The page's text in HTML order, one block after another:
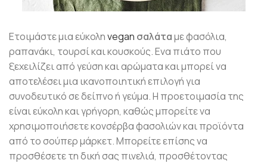
Ετοιμάστε μια εύκοληvegan σαλάταμε φασόλια,
ραπανάκι, τουρσί και κουσκούς. Ενα πιάτο που
ξεχειλίζει από γεύση και αρώματα και μπορεί να
αποτελέσει μια ικανοποιητική επιλογή για
συνοδευτικό σε δείπνο ή γεύμα. Η προετοιμασία της
είναι εύκολη και γρήγορη, καθώς μπορείτε να
χρησιμοποιήσετε κονσέρβα φασολιών και προϊόντα
από το σούπερ μάρκετ. Μπορείτε επίσης να
προσθέσετε τη δική σας πινελιά, προσθέτοντας